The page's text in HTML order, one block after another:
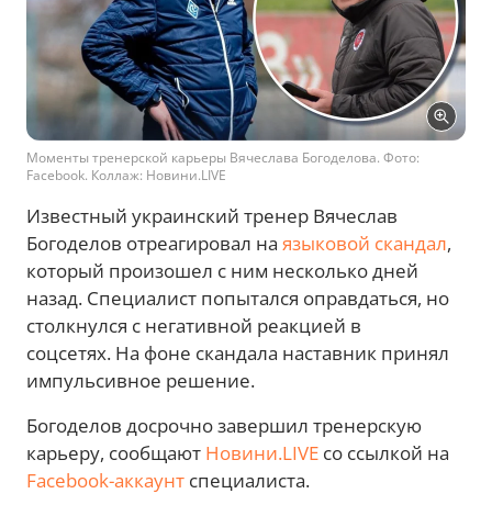
Моменты тренерской карьеры Вячеслава Богоделова. Фото:
Facebook. Коллаж: Новини.LIVE
Известный украинский тренер Вячеслав
Богоделов отреагировал на языковой скандал,
который произошел с ним несколько дней
назад. Специалист попытался оправдаться, но
столкнулся с негативной реакцией в
соцсетях. На фоне скандала наставник принял
импульсивное решение.
Богоделов досрочно завершил тренерскую
карьеру, сообщают Новини.LIVE со ссылкой на
Facebook-аккаунт специалиста.